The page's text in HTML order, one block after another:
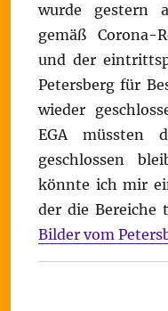
wurde gestern
gemäß Corona-
und der
Petersberg für
wieder
EGA müssten
geschlossen
könnte ich mir
der die Bereiche
Bilder vom